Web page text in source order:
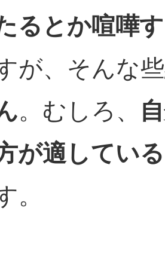
るとか喧嘩
が、そんな
。むしろ、
が適してい
。